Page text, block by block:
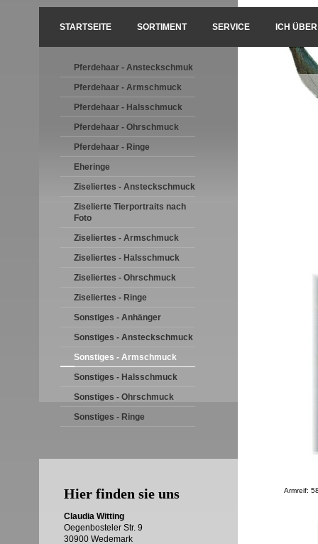
STARTSEITE SORTIMENT SERVICE ICH
Pferdehaar - Ansteckschmuk
Pferdehaar - Armschmuck
Pferdehaar - Halsschmuck
Pferdehaar - Ohrschmuck
Pferdehaar - Ringe
Eheringe
Ziseliertes - Ansteckschmuck
Ziselierte Tierportraits nach
Foto
Ziseliertes - Armschmuck
Ziseliertes - Halsschmuck
Ziseliertes - Ohrschmuck
Ziseliertes - Ringe
Sonstiges - Anhänger
Sonstiges - Ansteckschmuck
Sonstiges - Armschmuck
Sonstiges - Halsschmuck
Sonstiges - Ohrschmuck
Sonstiges - Ringe
Hier finden sie uns
Claudia Witting
Oegenbosteler Str. 9
30900 Wedemark
Armreif: